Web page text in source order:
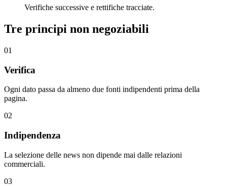
Verifiche successive e rettifiche tracciate.
Tre principi non negoziabili
01
Verifica
Ogni dato passa da almeno due fonti indipendenti prima della
pagina.
02
Indipendenza
La selezione delle news non dipende mai dalle relazioni
commerciali.
03